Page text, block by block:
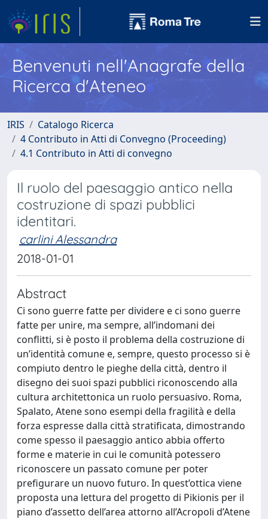
Benvenuti nell'Anagrafe della
Ricerca d'Ateneo
IRIS
Catalogo Ricerca
4 Contributo in Atti di Convegno (Proceeding)
4.1 Contributo in Atti di convegno
Il ruolo del paesaggio antico nella
costruzione di spazi pubblici
identitari.
carlini Alessandra
2018-01-01
Abstract
Ci sono guerre fatte per dividere e ci sono guerre
fatte per unire, ma sempre, all’indomani dei
conflitti, si è posto il problema della costruzione di
un’identità comune e, sempre, questo processo si è
compiuto dentro le pieghe della città, dentro il
disegno dei suoi spazi pubblici riconoscendo alla
cultura architettonica un ruolo persuasivo. Roma,
Spalato, Atene sono esempi della fragilità e della
forza espresse dalla città stratificata, dimostrando
come spesso il paesaggio antico abbia offerto
forme e materie in cui le comunità potessero
riconoscere un passato comune per poter
prefigurare un nuovo futuro. In quest’ottica viene
proposta una lettura del progetto di Pikionis per il
piano d’assetto dell’area attorno all’Acropoli d’Atene